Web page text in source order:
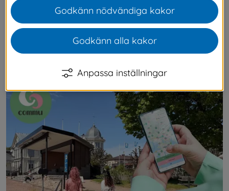
I appen kan du ge och be om hjälp
tillsammans med andra invånare, föreningar,
företag och kommunala verksamheter. Ladda
ner appen nu för att vara med i att bygga ett
Godkänn nödvändiga kakor
Godkänn alla kakor
Anpassa inställningar